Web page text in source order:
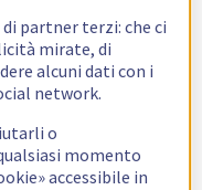
partner terzi: che ci
mirate, di
alcuni dati con i
network.
o
momento
accessibile in